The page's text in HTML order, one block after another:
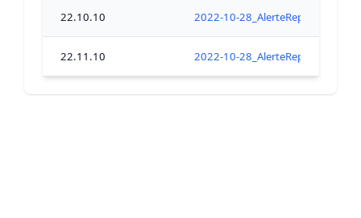
22.10.10 2022-10-
22.11.10 2022-10-